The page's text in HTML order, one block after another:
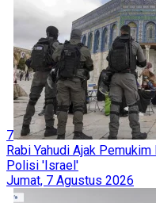
7
Rabi Yahudi Ajak
Polisi 'Israel'
Jumat, 7 Agustus 2026